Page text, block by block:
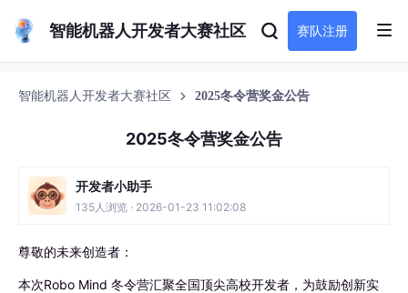
智能机器人开发者大赛社区 赛队注册
智能机器人开发者大赛社区 2025冬令营奖金公告
2025冬令营奖金公告
开发者小助手
135人浏览 · 2026-01-23 11:02:08
尊敬的未来创造者：
本次Robo Mind 冬令营汇聚全国顶尖高校开发者，为鼓励创新实